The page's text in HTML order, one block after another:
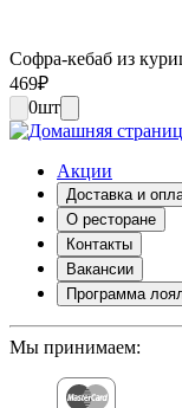
Софра-кебаб из
469₽
0шт
Акции
Доставка и
О ресторане
Контакты
Вакансии
Программа
Мы принимаем: